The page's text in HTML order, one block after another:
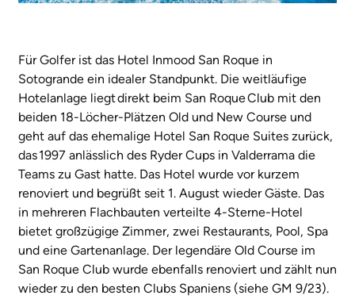
Für Golfer ist das Hotel Inmood San Roque in
Sotogrande ein idealer Standpunkt. Die weitläufige
Hotelanlage liegt direkt beim San Roque Club mit den
beiden 18-Löcher-Plätzen Old und New Course und
geht auf das ehemalige Hotel San Roque Suites zurück,
das 1997 anlässlich des Ryder Cups in Valderrama die
Teams zu Gast hatte. Das Hotel wurde vor kurzem
renoviert und begrüßt seit 1. August wieder Gäste. Das
in mehreren Flachbauten verteilte 4-Sterne-Hotel
bietet großzügige Zimmer, zwei Restaurants, Pool, Spa
und eine Gartenanlage. Der legendäre Old Course im
San Roque Club wurde ebenfalls renoviert und zählt nun
wieder zu den besten Clubs Spaniens (siehe GM 9/23).